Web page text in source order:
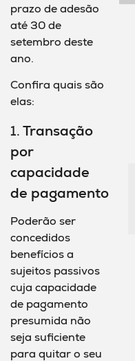
prazo de adesão
até 30 de
setembro deste
ano.
Confira quais são
elas:
1.Transação
por
capacidade
de pagamento
Poderão ser
concedidos
benefícios a
sujeitos passivos
cuja capacidade
de pagamento
presumida não
seja suficiente
para quitar o seu